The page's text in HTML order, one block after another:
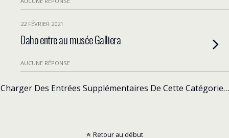
22 FÉVRIER 2021
Daho entre au musée Galliera
AUCUNE RÉPONSE
Charger Des Entrées Supplémentaires De Cette Catégorie…
Retour au début